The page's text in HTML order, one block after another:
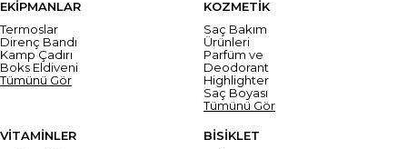
EKİPMANLAR
Termoslar
Direnç Bandı
Kamp Çadırı
Boks Eldiveni
Tümünü Gör
KOZMETİK
Saç Bakım
Ürünleri
Parfüm ve
Deodorant
Highlighter
Saç Boyası
Tümünü Gör
VİTAMİNLER
BİSİKLET